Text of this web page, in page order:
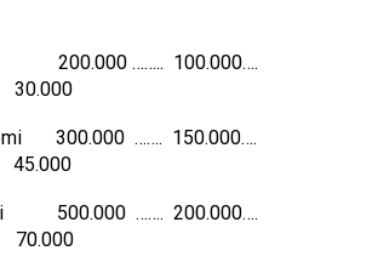
200.000 …….. 100.000….
300.000 ……. 150.000….
45.000
500.000 ……. 200.000….